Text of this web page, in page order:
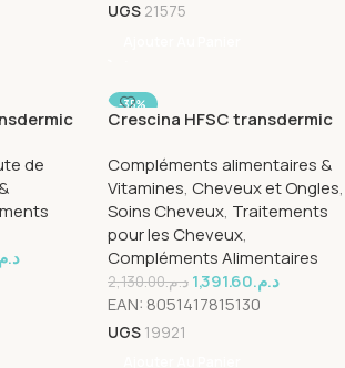
UGS 21575
de
-35%
Crescina HFSC transdermic
Compléments alimentaires &
Vitamines, Cheveux et Ongles,
Soins Cheveux, Traitements
pour les Cheveux,
Compléments Alimentaires
د.م.2,130.00 د.م.1,391.60
EAN: 8051417815130
UGS 19921